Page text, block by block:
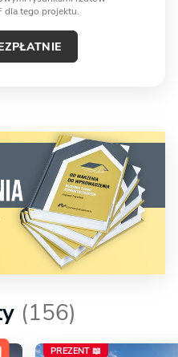
dla tego projektu.
(156)
PREZENT 📖